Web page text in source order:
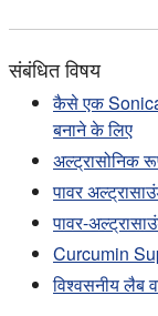
संबंधित विषय
कैसे एक
बनाने के लिए
अल्ट्रासोनिक
पावर
पावर-
Curcumin
विश्वसनीय लैब